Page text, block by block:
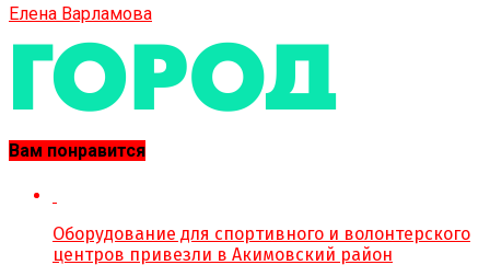
Елена Варламова
Вам понравится
Оборудование для спортивного и волонтерского
центров привезли в Акимовский район